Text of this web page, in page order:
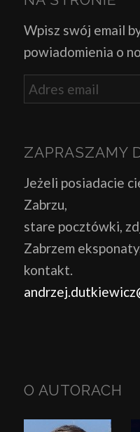
Wpisz swój email
powiadomienia o
ZAPRASZAMY
Jeżeli posiadacie
Zabrzu,
stare pocztówki,
Zabrzem
kontakt.
O AUTORACH